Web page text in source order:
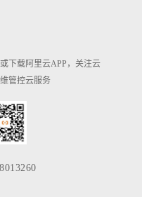
下载阿里云APP，关注云
管控云服务